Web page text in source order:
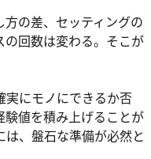
方の差、セッティングの
回数は変わる。そこが
にモノにできるか否
値を積み上げることが
、盤石な準備が必然と